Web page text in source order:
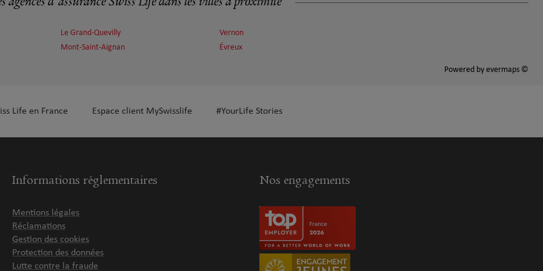
Le Grand-Quevilly
Mont-Saint-Aignan
Vernon
Évreux
Powered by evermaps ©
Life en France Espace client MySwisslife #YourLife Stories
Informations réglementaires
Mentions légales
Réclamations
Gestion des cookies
Protection des données
Lutte contre la fraude
Nos engagements